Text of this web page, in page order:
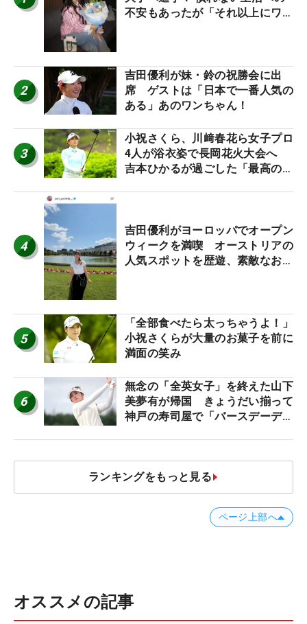
不安もあったが「それ以上にワク
2
吉田優利が妹・鈴の祝勝会に出
席 ゲストは「日本で一番人気の
ある」あのワンちゃん！
3
小祝さくら、川﨑春花ら女子プロ
4人が浴衣姿で長岡花火大会へ
吉本ひかるが過ごした「最高の夏
4
吉田優利がヨーロッパでオープン
ウィークを満喫 オーストリアの
人気スポットを歴遊、素敵なお土
5
「全部食べたら太っちゃうよ！」
小祝さくらが大量のお菓子を前に
満面の笑み
6
無念の「全英女子」を終えた山下
美夢有が帰国 きょうだい揃って
神戸の寿司屋で「バースデーディ
ランキングをもっと見る
ページ上部へ
オススメの記事